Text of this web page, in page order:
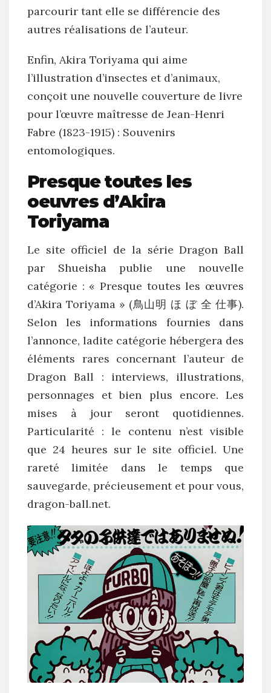
parcourir tant elle se différencie des
autres réalisations de l’auteur.
Enfin, Akira Toriyama qui aime
l’illustration d’insectes et d’animaux,
conçoit une nouvelle couverture de livre
pour l’œuvre maîtresse de Jean-Henri
Fabre (1823-1915) : Souvenirs
entomologiques.
Presque toutes les
oeuvres d’Akira
Toriyama
Le site officiel de la série Dragon Ball
par Shueisha publie une nouvelle
catégorie : « Presque toutes les œuvres
d’Akira Toriyama » (鳥山明 ほ ぼ 全 仕事).
Selon les informations fournies dans
l’annonce, ladite catégorie hébergera des
éléments rares concernant l’auteur de
Dragon Ball : interviews, illustrations,
personnages et bien plus encore. Les
mises à jour seront quotidiennes.
Particularité : le contenu n’est visible
que 24 heures sur le site officiel. Une
rareté limitée dans le temps que
sauvegarde, précieusement et pour vous,
dragon-ball.net.